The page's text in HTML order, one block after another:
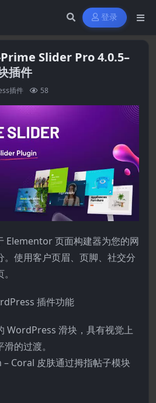
登录
Slider Pro 4.0.5–
插件
插件 58
Elementor 页面构建器为您的网
。使用客户页眉、页脚、社交分
插件功能
WordPress 滑块，具有视觉上
的过渡。
Coral 皮肤通过拇指帖子模块